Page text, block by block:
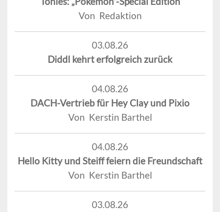
Von Redaktion
03.08.26
Diddl kehrt erfolgreich zurück
04.08.26
DACH-Vertrieb für Hey Clay und Pixio
Von Kerstin Barthel
04.08.26
Hello Kitty und Steiff feiern die Freundschaft
Von Kerstin Barthel
03.08.26